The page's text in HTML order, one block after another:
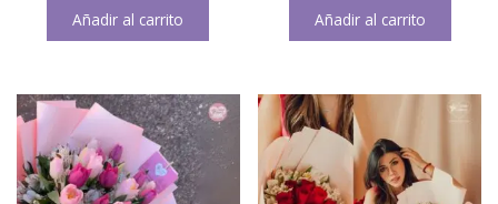
Añadir al carrito Añadir al carrito